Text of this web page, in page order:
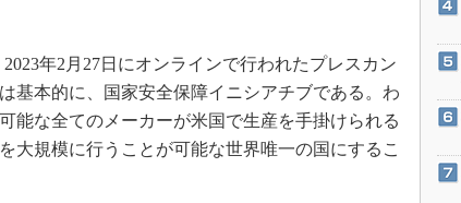
年2月27日にオンラインで行われたプレスカン
基本的に、国家安全保障イニシアチブである。わ
能な全てのメーカーが米国で生産を手掛けられる
大規模に行うことが可能な世界唯一の国にするこ